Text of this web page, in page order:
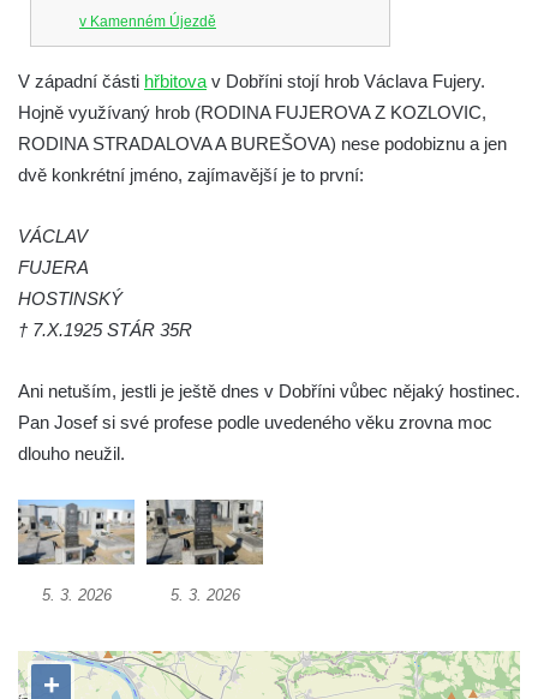
v Kamenném Újezdě
Kamenném Újezdě
Hrob Františka Šillera na hřbitově ve
Hrob Ladislava Vichra na hřbitově ve
Velešíně
Hrob Františka Bürgera na hřbitově ve
Velešíně
Velešíně
Hrob Jana Kleina na hřbitově ve Velešíně
Velešíně
Hrob Josefa Novotného na hřbitově ve
Hrob rodiny Bürgerovy na hřbitově ve
V západní části hřbitova v Dobříni stojí hrob Václava Fujery.
Hojně využívaný hrob (RODINA FUJEROVA Z KOZLOVIC,
RODINA STRADALOVA A BUREŠOVA) nese podobiznu a jen
dvě konkrétní jméno, zajímavější je to první:
VÁCLAV
FUJERA
HOSTINSKÝ
† 7.X.1925 STÁR 35R
Ani netuším, jestli je ještě dnes v Dobříni vůbec nějaký hostinec.
Pan Josef si své profese podle uvedeného věku zrovna moc
dlouho neužil.
5. 3. 2026 5. 3. 2026